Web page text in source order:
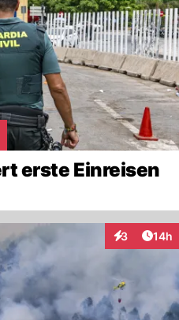
erste Einreisen
3
Interaktionen
14h